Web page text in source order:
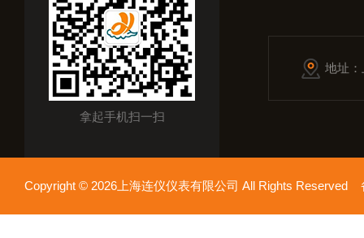
拿起手机扫一扫
地址
Copyright © 2026上海连仪仪表有限公司 All Rights Reserved